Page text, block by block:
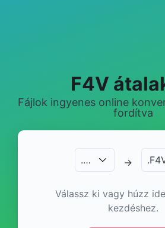
F4V
Fájlok ingyenes online
fordítva
.… → .
Válassz ki vagy húzz
kezdéshez.